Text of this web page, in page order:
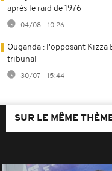
après le raid de 1976
04/08 - 10:26
Ouganda : l'opposant Kizza
tribunal
30/07 - 15:44
SUR LE MÊME